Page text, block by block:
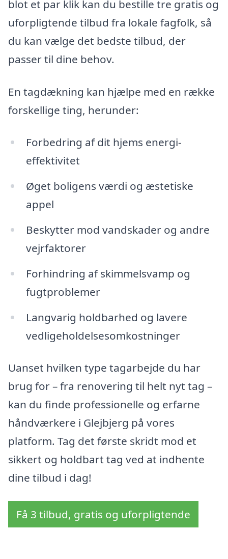
blot et par klik kan du bestille tre gratis og
uforpligtende tilbud fra lokale fagfolk, så
du kan vælge det bedste tilbud, der
passer til dine behov.
En tagdækning kan hjælpe med en række
forskellige ting, herunder:
Forbedring af dit hjems energi-
effektivitet
Øget boligens værdi og æstetiske
appel
Beskytter mod vandskader og andre
vejrfaktorer
Forhindring af skimmelsvamp og
fugtproblemer
Langvarig holdbarhed og lavere
vedligeholdelsesomkostninger
Uanset hvilken type tagarbejde du har
brug for – fra renovering til helt nyt tag –
kan du finde professionelle og erfarne
håndværkere i Glejbjerg på vores
platform. Tag det første skridt mod et
sikkert og holdbart tag ved at indhente
dine tilbud i dag!
Få 3 tilbud, gratis og uforpligtende